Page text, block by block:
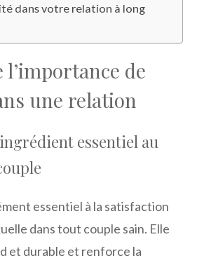
dans votre relation à long
l’importance de
une relation
essentiel au
essentiel à la satisfaction
dans tout couple sain. Elle
et durable et renforce la